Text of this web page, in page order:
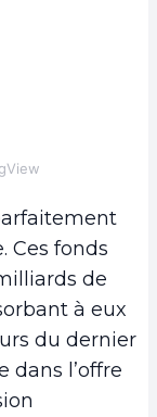
Ces fonds
de
à eux
du dernier
dans l’offre